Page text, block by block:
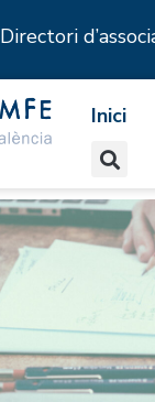
Directori
Inici